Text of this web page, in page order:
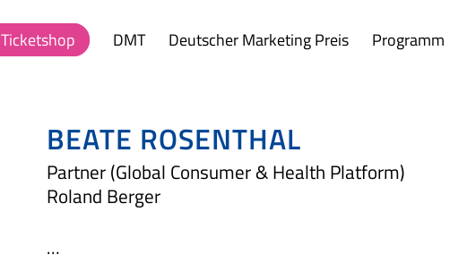
Ticketshop DMT Deutscher Marketing Preis Programm
BEATE ROSENTHAL
Partner (Global Consumer & Health Platform)
Roland Berger
…